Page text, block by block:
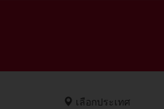
เลือกประเทศ